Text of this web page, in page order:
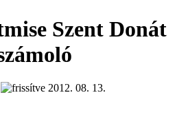
Szent Donát
2012. 08. 13.